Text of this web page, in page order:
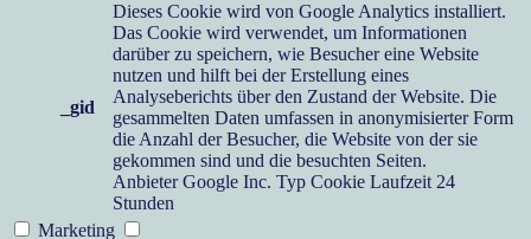
_gid
Dieses Cookie wird von Google Analytics installiert.
Das Cookie wird verwendet, um Informationen
darüber zu speichern, wie Besucher eine Website
nutzen und hilft bei der Erstellung eines
Analyseberichts über den Zustand der Website. Die
gesammelten Daten umfassen in anonymisierter Form
die Anzahl der Besucher, die Website von der sie
gekommen sind und die besuchten Seiten.
Anbieter Google Inc. Typ Cookie Laufzeit 24
Stunden
Marketing